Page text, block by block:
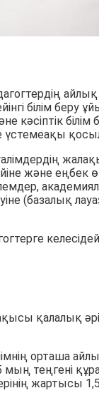
білім беру
кәсіптік
үстемеақы
және еңбек
(базалық
қалалық
орташа
мың теңгені
жартысы